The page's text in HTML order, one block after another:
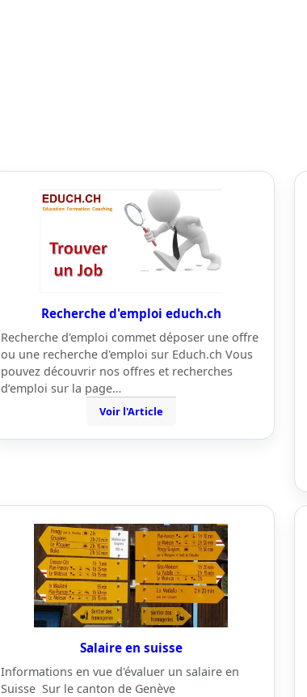
Recherche d'emploi educh.ch
Recherche d'emploi commet déposer une offre
ou une recherche d'emploi sur Educh.ch Vous
pouvez découvrir nos offres et recherches
d’emploi sur la page…
Voir l'Article
Salaire en suisse
Informations en vue d'évaluer un salaire en
Suisse Sur le canton de Genève